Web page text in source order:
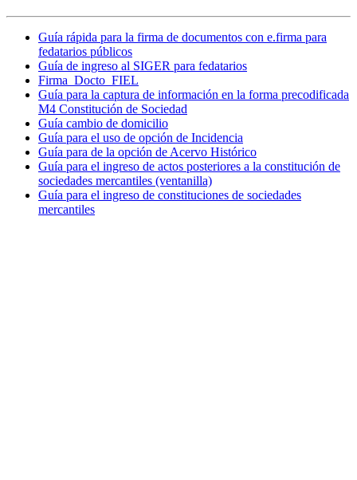
Guía rápida para la firma de documentos con e.firma para
fedatarios públicos
Guía de ingreso al SIGER para fedatarios
Firma_Docto_FIEL
Guía para la captura de información en la forma precodificada
M4 Constitución de Sociedad
Guía cambio de domicilio
Guía para el uso de opción de Incidencia
Guía para de la opción de Acervo Histórico
Guía para el ingreso de actos posteriores a la constitución de
sociedades mercantiles (ventanilla)
Guía para el ingreso de constituciones de sociedades
mercantiles